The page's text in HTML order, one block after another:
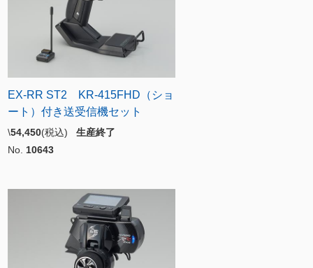
EX-RR ST2 KR-415FHD（ショ
ート）付き送受信機セット
\54,450(税込) 生産終了
No. 10643